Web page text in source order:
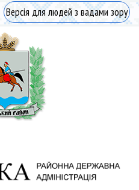
Версія для людей з вадами зору